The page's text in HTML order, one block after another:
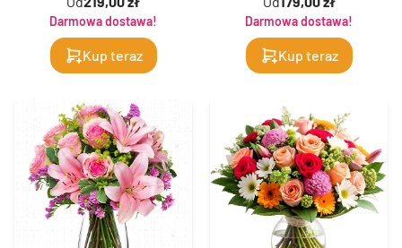
Darmowa dostawa!
Kup teraz
Darmowa dostawa!
Kup teraz